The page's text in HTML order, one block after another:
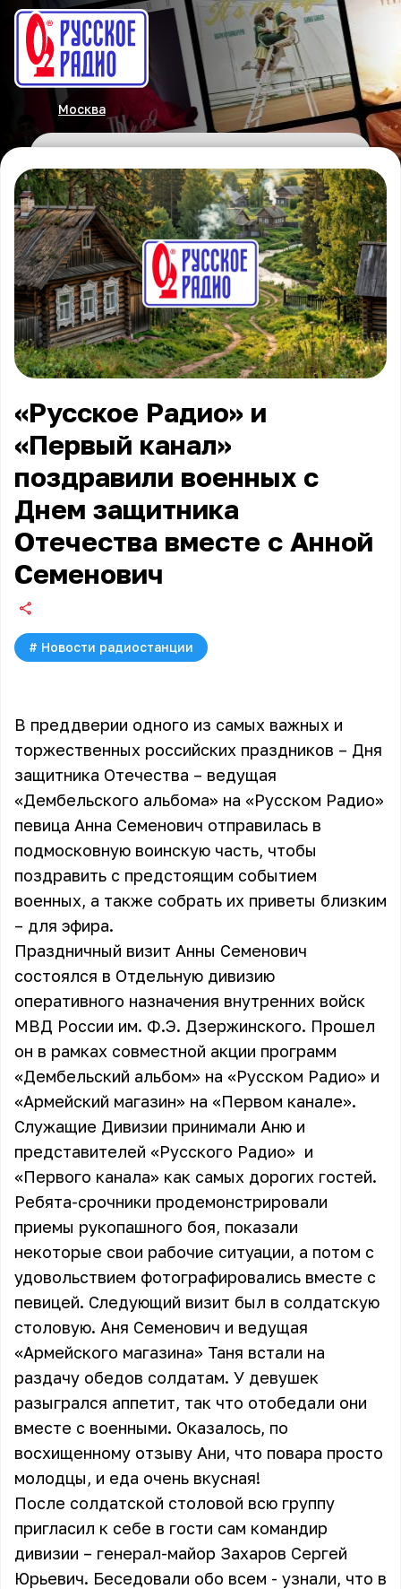
Москва
«Русское Радио» и
«Первый канал»
поздравили военных с
Днем защитника
Отечества вместе с Анной
Семенович
# Новости радиостанции
В преддверии одного из самых важных и
торжественных российских праздников – Дня
защитника Отечества – ведущая
«Дембельского альбома» на «Русском Радио»
певица Анна Семенович отправилась в
подмосковную воинскую часть, чтобы
поздравить с предстоящим событием
военных, а также собрать их приветы близким
– для эфира.
Праздничный визит Анны Семенович
состоялся в Отдельную дивизию
оперативного назначения внутренних войск
МВД России им. Ф.Э. Дзержинского. Прошел
он в рамках совместной акции программ
«Дембельский альбом» на «Русском Радио» и
«Армейский магазин» на «Первом канале».
Служащие Дивизии принимали Аню и
представителей «Русского Радио» и
«Первого канала» как самых дорогих гостей.
Ребята-срочники продемонстрировали
приемы рукопашного боя, показали
некоторые свои рабочие ситуации, а потом с
удовольствием фотографировались вместе с
певицей. Следующий визит был в солдатскую
столовую. Аня Семенович и ведущая
«Армейского магазина» Таня встали на
раздачу обедов солдатам. У девушек
разыгрался аппетит, так что отобедали они
вместе с военными. Оказалось, по
восхищенному отзыву Ани, что повара просто
молодцы, и еда очень вкусная!
После солдатской столовой всю группу
пригласил к себе в гости сам командир
дивизии – генерал-майор Захаров Сергей
Юрьевич. Беседовали обо всем - узнали, что в